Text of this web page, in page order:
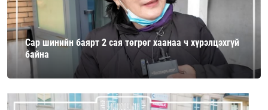
Сар шинийн баярт 2 сая төгрөг хаанаа ч хүрэлцэхгүй
байна